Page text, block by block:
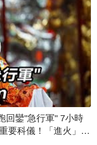
回鑾"急行軍" 7小時
要科儀！「進火」儀